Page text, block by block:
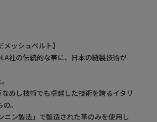
ッシュベルト】
社の伝統的な帯に、日本の縫製技術が
めし技術でも卓越した技術を誇るイタリ
。
ン製法」で製造された革のみを使用し